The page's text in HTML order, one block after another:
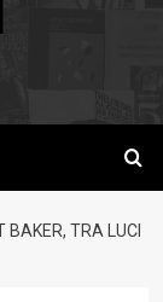
BAKER, TRA LUCI